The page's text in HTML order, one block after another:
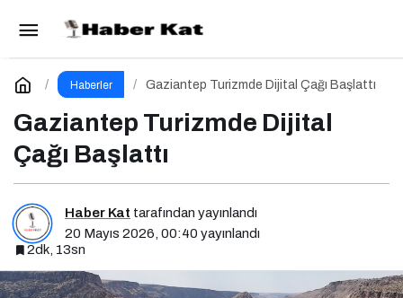
Haberler Gaziantep Turizmde Dijital Çağı Başlattı
Gaziantep Turizmde Dijital
Çağı Başlattı
Haber Kat tarafından yayınlandı
20 Mayıs 2026, 00:40 yayınlandı
2dk, 13sn
Web3 Ekosisteminde Kadın Liderliği
Yorum Yap